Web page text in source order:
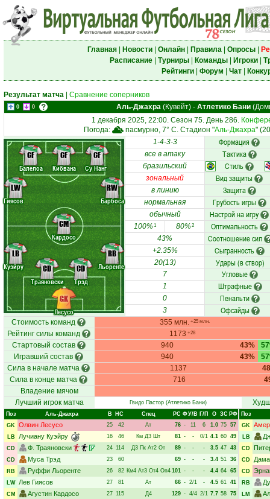
Главная| Новости| Онлайн| Правила| Опросы|
Расписание| Турниры| Команды| Игроки|
Рейтинги| Форум Чат|
Результат матча Сравнение соперников
0 0 Аль-Джахра (Кувейт) - Атлетико Бани
1 декабря 2025, 22:00. Сезон 75. День 286.
Погода:
пасмурно, 7° C. Стадион "Аль-Джахра"
Лесусо
Куэйру
Траяновски Трэд
Льоренте
Гиясов
Кардосо
Барбоса
Балелоа Кибвана Су Нанг
GK
LB
CD
CD
RB
LW
CM
RW
CF CF CF
1-4-3-3 Формация
все в атаку Тактика
бразильский Стиль
зональный Вид защиты
в линию Защита
нормальная Грубость игры
обычный Настрой на игру
100%1 80%2 Оптимальность
43% Соотношение сил
+2.35% Сыгранность
20(13) Удары (в створ)
7 Угловые
1 Штрафные
0 Пенальти
3 Офсайды
Стоимость команд 355 млн. +25 млн.
Рейтинг силы команд 1173 +28
Стартовый состав 940 43%
Игравший состав
940 43%
Сила в начале матча
1137
Сила в конце матча
716
Владение мячом
Лучший игрок матча
Гвидо Пастор (Атлетико Бани)
Поз Аль-Джахра В НC Спец РC ФУ/В Г/П О ЗС РФ
GK Олвин Лесусо 25 42 Ат 76 - 11 6 1.0 75 57
LB
Лучиану Куэйру 16 46 Км Д3 Шт 81 - - 0/1 4.1 60 49
CD
Ф. Траяновски 24 114 Д3 Пк Ат2 От 89 - - - 3.5 47 43
CD
Муса Трэд 23 60 69 - - - 3.4 51 36
RB
Руффи Льоренте 26 82 Км4 Ат3 От4 Оп4 101 - - - 4.4 64 65
LW
Лев Гиясов 27 81 Ат 66 - 2/1 - 4.5 61 41
CM
Агустин Кардосо 27 115 Д4 129 - 4/4 2/1 7.7 58 75
Поз
GK
LB
CD
CD
CD
RB
LM